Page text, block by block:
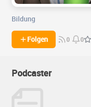
Bildung
Folgen 0 0
Podcaster